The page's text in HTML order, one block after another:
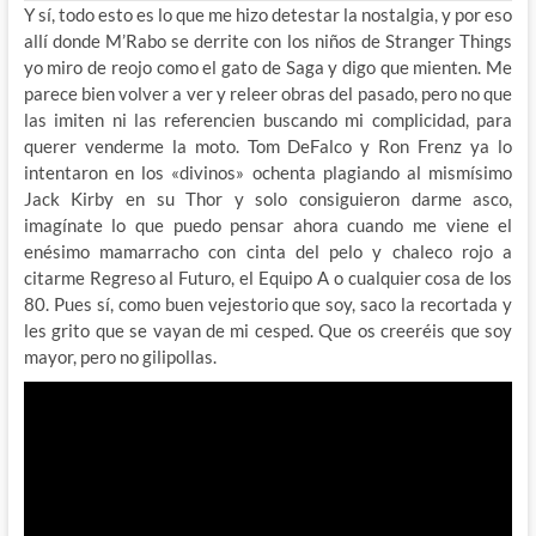
Y sí, todo esto es lo que me hizo detestar la nostalgia, y por eso
allí donde M’Rabo se derrite con los niños de Stranger Things
yo miro de reojo como el gato de Saga y digo que mienten. Me
parece bien volver a ver y releer obras del pasado, pero no que
las imiten ni las referencien buscando mi complicidad, para
querer venderme la moto. Tom DeFalco y Ron Frenz ya lo
intentaron en los «divinos» ochenta plagiando al mismísimo
Jack Kirby en su Thor y solo consiguieron darme asco,
imagínate lo que puedo pensar ahora cuando me viene el
enésimo mamarracho con cinta del pelo y chaleco rojo a
citarme Regreso al Futuro, el Equipo A o cualquier cosa de los
80. Pues sí, como buen vejestorio que soy, saco la recortada y
les grito que se vayan de mi cesped. Que os creeréis que soy
mayor, pero no gilipollas.